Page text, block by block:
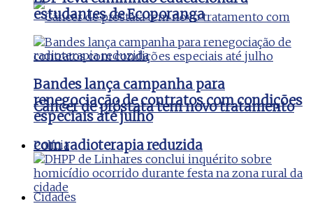
Câncer de próstata tem novo tratamento
com radioterapia reduzida
Cidades
estudantes de Ecoporanga
Bandes lança campanha para
renegociação de contratos com condições
especiais até julho
Polícia